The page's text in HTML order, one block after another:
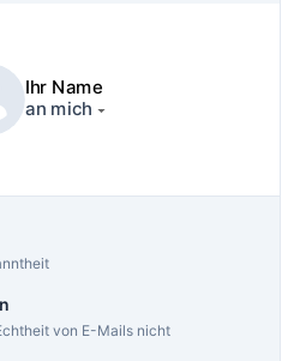
Ihr Name
an mich
von E-Mails nicht